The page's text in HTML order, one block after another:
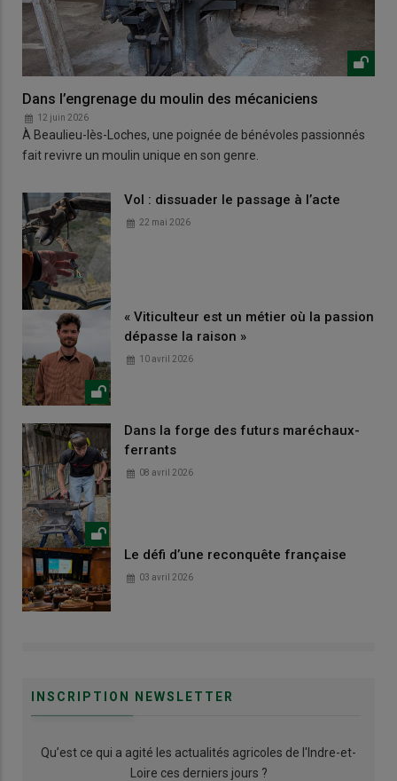
Dans l’engrenage du moulin des mécaniciens
12 juin 2026
À Beaulieu-lès-Loches, une poignée de bénévoles passionnés
fait revivre un moulin unique en son genre.
Vol : dissuader le passage à l’acte
22 mai 2026
« Viticulteur est un métier où la passion
dépasse la raison »
10 avril 2026
Dans la forge des futurs maréchaux-
ferrants
08 avril 2026
Le défi d’une reconquête française
03 avril 2026
INSCRIPTION NEWSLETTER
Qu’est ce qui a agité les actualités agricoles de l'Indre-et-
Loire ces derniers jours ?